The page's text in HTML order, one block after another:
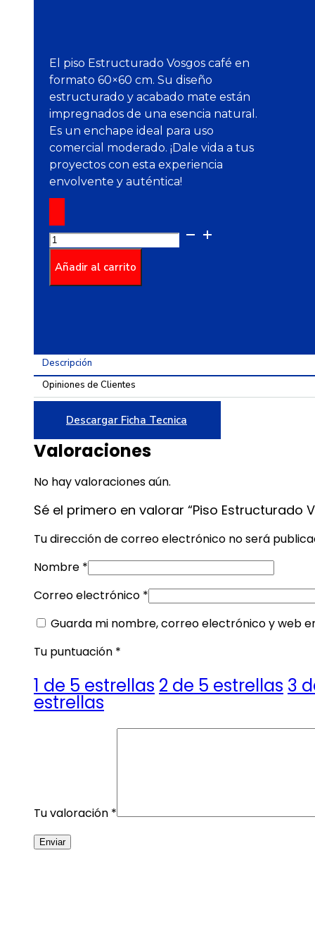
El piso Estructurado Vosgos café en
formato 60×60 cm. Su diseño
estructurado y acabado mate están
impregnados de una esencia natural.
Es un enchape ideal para uso
comercial moderado. ¡Dale vida a tus
proyectos con esta experiencia
envolvente y auténtica!
Piso
Estructurado
Vosgos
Cafe
Añadir al carrito
Descripción
Opiniones de Clientes
Descargar Ficha Tecnica
Valoraciones
No hay valoraciones aún.
Sé el primero en valorar “Piso Estructurado
Tu dirección de correo electrónico no será
Nombre *
Correo electrónico *
Guarda mi nombre, correo electrónico y web
Tu puntuación *
1 de 5 estrellas 2 de 5 estrellas 3
estrellas
Tu valoración *